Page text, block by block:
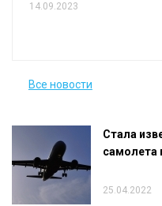
14.09.2023
Все новости
Стала
самолета
25.04.2022